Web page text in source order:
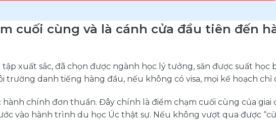
cuối cùng và là cánh cửa đầu tiên đến
xuất sắc, đã chọn được ngành học lý tưởng, săn được suất học
trường danh tiếng hàng đầu, nếu không có visa, mọi kế hoạch chỉ
chính đơn thuần. Đây chính là điểm chạm cuối cùng của giai
vào hành trình du học Úc thật sự. Nếu không vượt qua được